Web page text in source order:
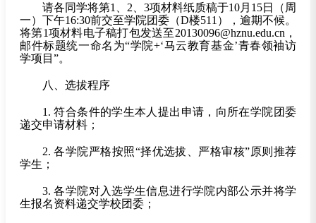
请各同学将第1、2、3项材料纸质稿于10月15日（周
一）下午16:30前交至学院团委（D楼511），逾期不候。
将第1项材料电子稿打包发送至20130096@hznu.edu.cn，
邮件标题统一命名为“学院+‘马云教育基金’青春领袖访
学项目”。
八、选拔程序
1.符合条件的学生本人提出申请，向所在学院团委
递交申请材料；
2.各学院严格按照“择优选拔、严格审核”原则推荐
学生；
3.各学院对入选学生信息进行学院内部公示并将学
生报名资料递交学校团委；